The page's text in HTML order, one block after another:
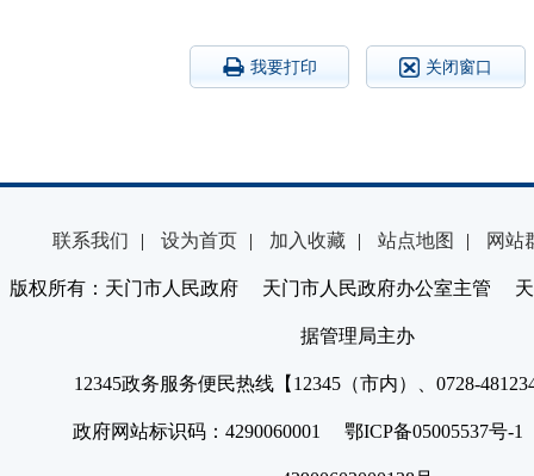
我要打印 关闭窗口
联系我们 | 设为首页 | 加入收藏 | 站点地图 | 网站
版权所有：天门市人民政府 天门市人民政府办公室主管 天
据管理局主办
12345政务服务便民热线【12345（市内）、0728-
政府网站标识码：4290060001 鄂ICP备05005537号